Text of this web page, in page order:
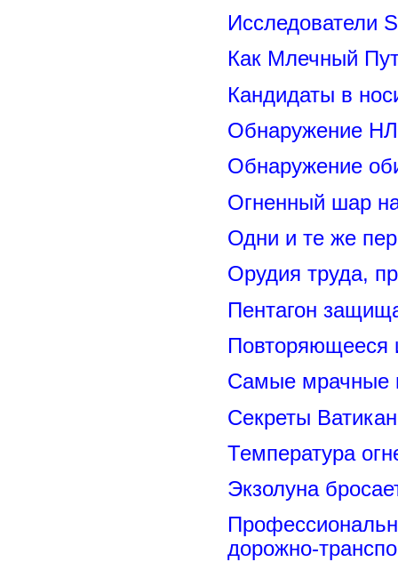
Исследователи
Как Млечный
Кандидаты в
Обнаружение
Обнаружение
Огненный шар
Одни и те же
Орудия труда,
Пентагон
Повторяющееся
Самые мрачные
Секреты
Температура
Экзолуна
дорожно-